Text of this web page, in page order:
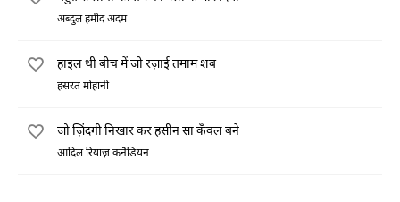
अब्दुल हमीद अदम
हाइल थी बीच में जो रज़ाई तमाम शब
हसरत मोहानी
जो ज़िंदगी निखार कर हसीन सा कँवल बने
आदिल रियाज़ कनैडियन